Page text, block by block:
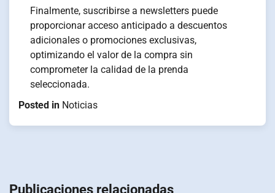
Finalmente, suscribirse a newsletters puede
proporcionar acceso anticipado a descuentos
adicionales o promociones exclusivas,
optimizando el valor de la compra sin
comprometer la calidad de la prenda
seleccionada.
Posted in Noticias
de
Publicaciones relacionadas